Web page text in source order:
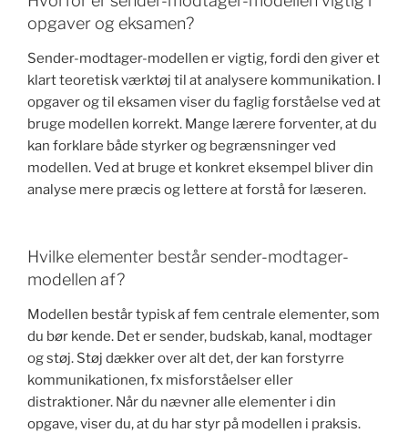
opgaver og eksamen?
Sender-modtager-modellen er vigtig, fordi den giver et
klart teoretisk værktøj til at analysere kommunikation. I
opgaver og til eksamen viser du faglig forståelse ved at
bruge modellen korrekt. Mange lærere forventer, at du
kan forklare både styrker og begrænsninger ved
modellen. Ved at bruge et konkret eksempel bliver din
analyse mere præcis og lettere at forstå for læseren.
Hvilke elementer består sender-modtager-
modellen af?
Modellen består typisk af fem centrale elementer, som
du bør kende. Det er sender, budskab, kanal, modtager
og støj. Støj dækker over alt det, der kan forstyrre
kommunikationen, fx misforståelser eller
distraktioner. Når du nævner alle elementer i din
opgave, viser du, at du har styr på modellen i praksis.